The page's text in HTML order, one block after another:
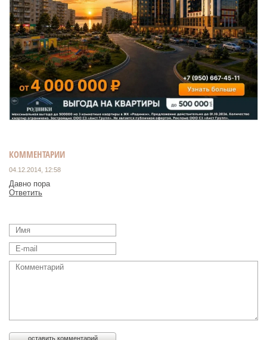
КОММЕНТАРИИ
04.12.2014, 12:58
Давно пора
Ответить